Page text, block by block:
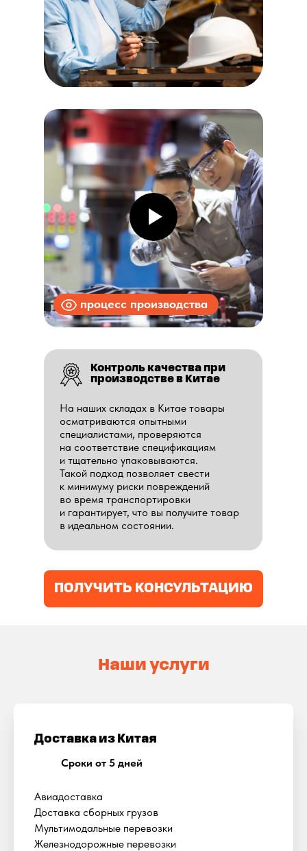
Контроль качества при
производстве в Китае
На наших складах в Китае товары
осматриваются опытными
специалистами, проверяются
на соответствие спецификациям
и тщательно упаковываются.
Такой подход позволяет свести
к минимуму риски повреждений
во время транспортировки
и гарантирует, что вы получите товар
в идеальном состоянии.
процесс производства
ПОЛУЧИТЬ КОНСУЛЬТАЦИЮ
Наши услуги
Доставка из Китая
Сроки от 5 дней
Авиадоставка
Доставка сборных грузов
Мультимодальные перевозки
Железнодорожные перевозки